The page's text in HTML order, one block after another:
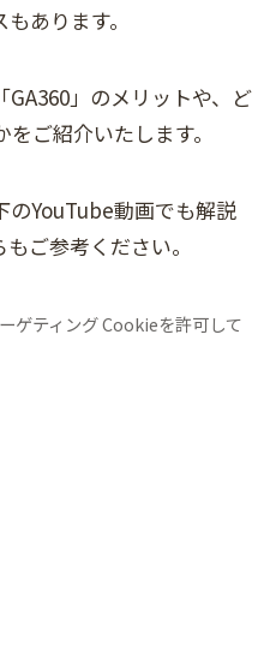
あります。
」のメリットや、ど
ご紹介いたします。
のYouTube動画でも解説
ご参考ください。
ゲティング Cookieを許可して